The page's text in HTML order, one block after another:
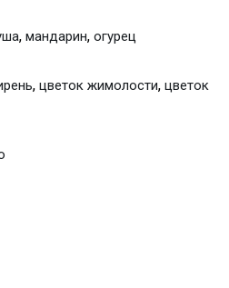
, мандарин, огурец
, цветок жимолости, цветок